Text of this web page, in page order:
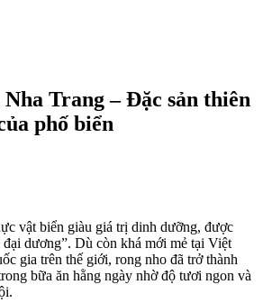
Trang – Đặc sản thiên
phố biển
vật biển giàu giá trị dinh dưỡng, được
dương”. Dù còn khá mới mẻ tại Việt
gia trên thế giới, rong nho đã trở thành
bữa ăn hằng ngày nhờ độ tươi ngon và